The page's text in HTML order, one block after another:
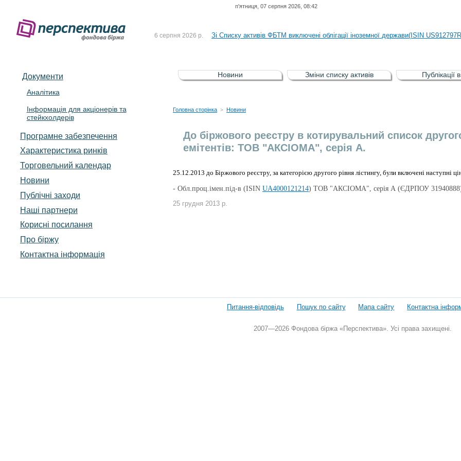
п'ятниця, 07 серпня 2026, 08:42
До Списку активів регульованого фондового ринку (РФР) включена
6 серпня 2026 р. Зі Списку активів ФБТМ виключені облігації іноземної держави(ISIN
5 серпня 2026 р. Зі списку активів РФР виключені Облігація внутрішніх державних позик
4 серпня 2026 р. До Списку активів регульованого фондового ринку (РФР) включена
Документи
Аналітика
Інформація для акціонерів та
стейкхолдерів
Програмне забезпечення
Характеристика pинків
Торговельний календар
Новини
Публічні заходи
Наші партнери
Корисні посилання
Про біржу
Контактна інформація
Новини Зміни списку активів Публікації
Головна сторінка > Новини
До біржового реєстру в котирувальний список
емітентів: ТОВ "АКСІОМА", серія А.
25.12.2013 до Біржового реєстру, за категорією другого рівня лістингу, були включені наступні
- Обл.проц.імен.під-в (ISIN UA4000121214) ТОВ "АКСІОМА", серія А (ЄДРПОУ
25 грудня 2013 р.
Питання-відповідь Пошук по сайту Мапа сайту Контактна
2007—2026 Фондова біржа «Перспектива». Усі права захищені.